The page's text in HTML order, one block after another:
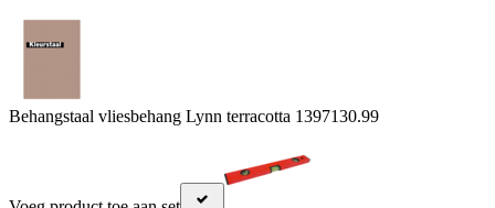
Behangstaal vliesbehang Lynn terracotta 1397130.99